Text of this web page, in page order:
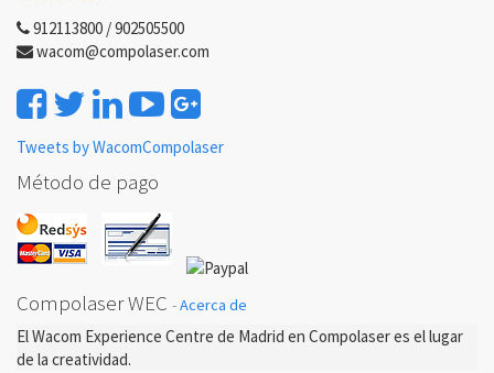
912113800 / 902505500
wacom@compolaser.com
Tweets by WacomCompolaser
Método de pago
Compolaser WEC -Acerca de
El Wacom Experience Centre de Madrid en Compolaser es el lugar
de la creatividad.